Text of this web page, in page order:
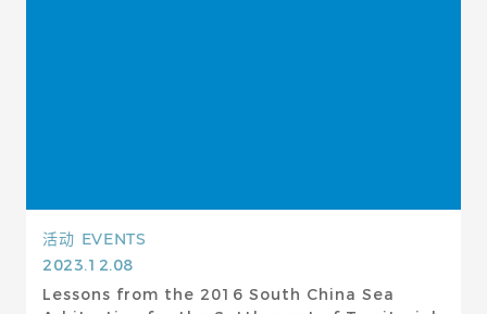
活动 EVENTS
2023.12.08
Lessons from the 2016 South China Sea